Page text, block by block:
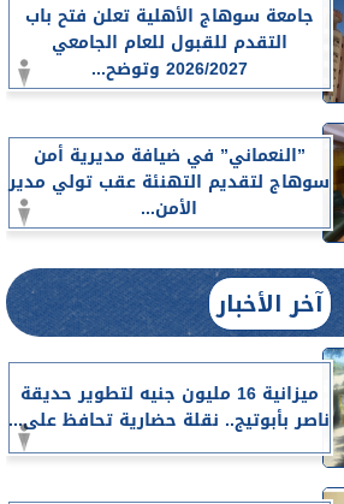
جامعة سوهاج الأهلية تعلن فتح باب
التقدم للقبول للعام الجامعي
2026/2027 وتوضح...
”النعماني” في ضيافة مديرية أمن
سوهاج لتقديم التهنئة عقب تولي مدير
الأمن...
آخر الأخبار
ميزانية 16 مليون جنيه لتطوير حديقة
ناصر بأبوتيج.. نقلة حضارية تحافظ على...